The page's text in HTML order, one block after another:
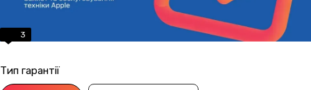
3
Тип гарантії